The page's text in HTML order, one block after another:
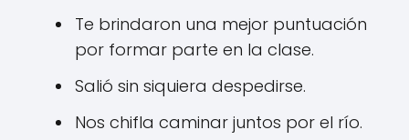
Te brindaron una mejor puntuación
por formar parte en la clase.
Salió sin siquiera despedirse.
Nos chifla caminar juntos por el río.